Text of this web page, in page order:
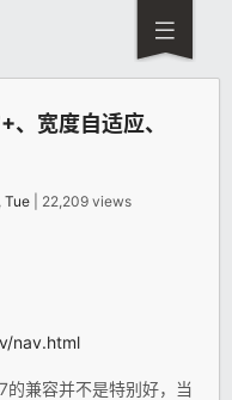
宽度自适应、
Tue | 22,209 views
nav.html
的兼容并不是特别好，当